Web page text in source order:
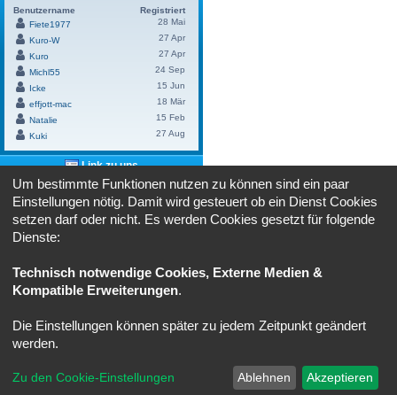
Benutzername
Registriert
Fiete1977
28 Mai
Kuro-W
27 Apr
Kuro
27 Apr
Michl55
24 Sep
Icke
15 Jun
effjott-mac
18 Mär
Natalie
15 Feb
Kuki
27 Aug
Link zu uns
Benutze bitte diesen Link um"cruiser-
lounge.de"bei dir zu verlinken:
HTML:
Board3 Portal
Portal Ruhmeshalle Alle Zeiten sindUTC+02:00
® Forum Software © phpBB Limited
Deutsche Übersetzung durchphpBB.de
Um bestimmte Funktionen nutzen zu können sind ein paar
Einstellungen nötig. Damit wird gesteuert ob ein Dienst Cookies
setzen darf oder nicht. Es werden Cookies gesetzt für folgende
Dienste:
Technisch notwendige Cookies, Externe Medien &
Kompatible Erweiterungen.
Die Einstellungen können später zu jedem Zeitpunkt geändert
werden.
Zu den Cookie-Einstellungen Ablehnen Akzeptieren